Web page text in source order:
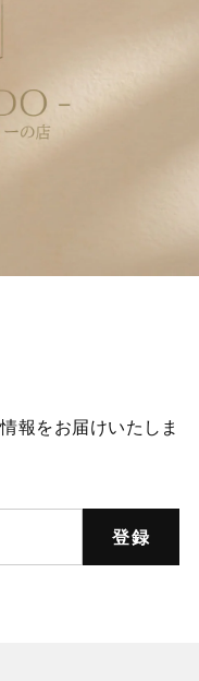
報をお届けいたしま
登録